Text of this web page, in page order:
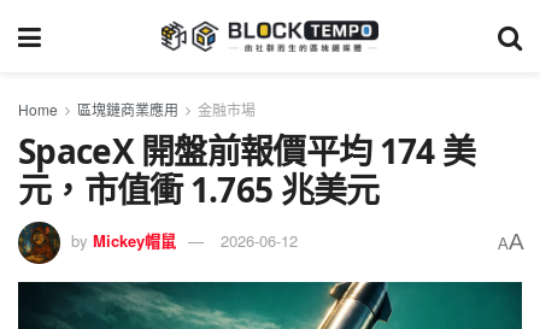
Home 區塊鏈商業應用 金融市場
SpaceX 開盤前報價平均 174 美
元，市值衝 1.765 兆美元
by Mickey帽鼠 2026-06-12 AA